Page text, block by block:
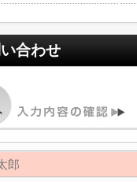
合わせ